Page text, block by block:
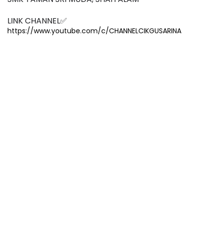
LINK CHANNEL✅
https://www.youtube.com/c/CHANNELCIKGUSARINA